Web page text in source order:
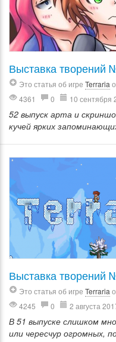
Выставка творений
Это статья об игре Terraria
4361
0 10 сентября
52 выпуск арта и
кучей ярких
Выставка творений
Это статья об игре Terraria
4245
0 2 августа
В 51 выпуске слишком
или чересчур огромных,